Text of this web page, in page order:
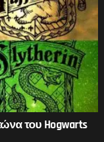
του Hogwarts